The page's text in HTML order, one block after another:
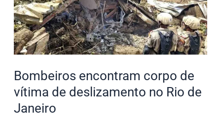
Bombeiros encontram corpo de
vítima de deslizamento no Rio de
Janeiro
vítima
de
deslizamento
no
de
Janeiro